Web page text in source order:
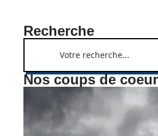
Recherche
Nos coups de coeur